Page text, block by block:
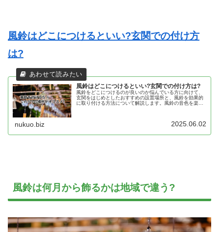
風鈴はどこにつけるといい?玄関での付け方
は?
風鈴はどこにつけるといい?玄関での付け方は?
風鈴をどこにつけるのが良いのか悩んでいる方に向けて、
玄関をはじめとしたおすすめの設置場所と、風鈴を効果的
に取り付ける方法について解説します。風鈴の音色を楽し
nukuo.biz 2025.06.02
風鈴は何月から飾るかは地域で違う?